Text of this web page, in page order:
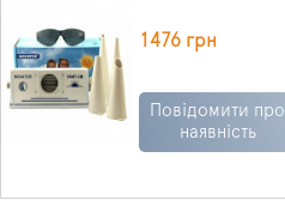
1476 грн
Повідомити про
наявність